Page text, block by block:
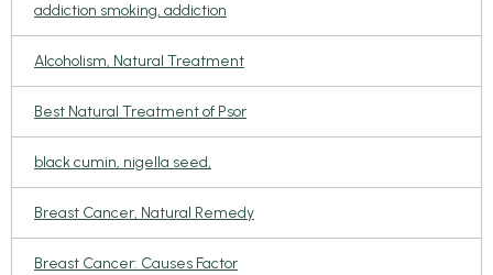
addiction smoking, addiction
Alcoholism, Natural Treatment
Best Natural Treatment of Psor
black cumin, nigella seed,
Breast Cancer, Natural Remedy
Breast Cancer: Causes Factor